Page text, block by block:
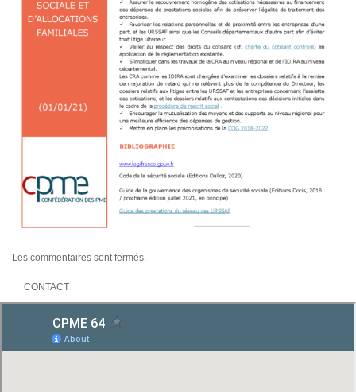
Les commentaires sont fermés.
CONTACT